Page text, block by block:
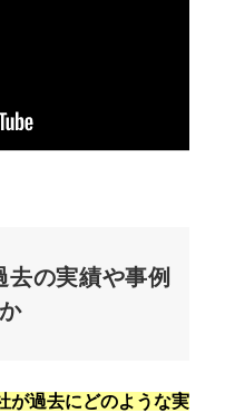
去の実績や事例
が過去にどのような実